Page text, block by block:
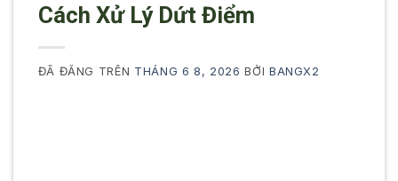
Cách Xử Lý Dứt Điểm
ĐÃ ĐĂNG TRÊN THÁNG 6 8, 2026 BỞI BANGX2